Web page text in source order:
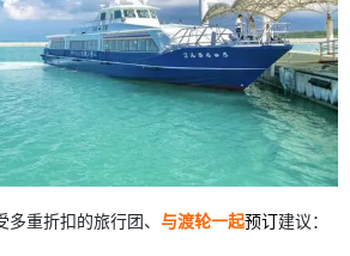
重折扣的旅行团、 与渡轮一起预订建议：